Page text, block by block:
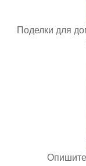
Поделки для
Опишите